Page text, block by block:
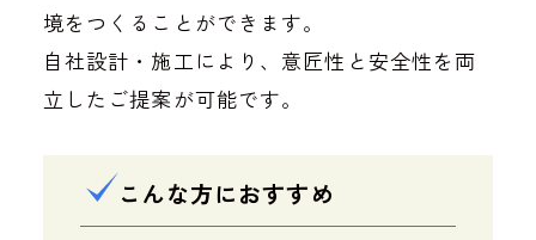
境をつくることができます。
自社設計・施工により、意匠性と安全性を両
立したご提案が可能です。
こんな方におすすめ